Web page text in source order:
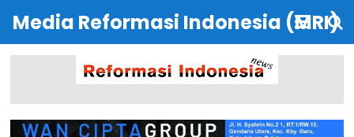
Media Reformasi Indonesia (MRI)